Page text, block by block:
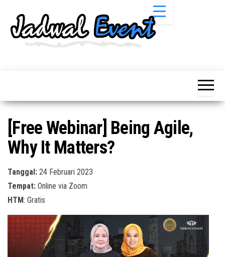
Pameran,
Acara &
Promo
Terbaru
Pameran,
Promo,
Bazaar,
Workshop,
Job Fair,
Lomba dll.
[Free Webinar] Being Agile,
Why It Matters?
Tanggal: 24 Februari 2023
Tempat: Online via Zoom
HTM: Gratis